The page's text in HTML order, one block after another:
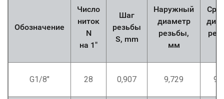
Обозначение
Число
ниток
N
на 1"
Шаг
резьбы
S, mm
Наружный
диаметр
резьбы,
мм
G1/8" 28 0,907 9,729